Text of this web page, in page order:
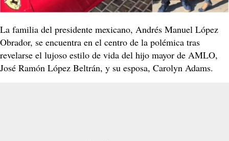
La familia del presidente mexicano, Andrés Manuel López
Obrador, se encuentra en el centro de la polémica tras
revelarse el lujoso estilo de vida del hijo mayor de AMLO,
José Ramón López Beltrán, y su esposa, Carolyn Adams.